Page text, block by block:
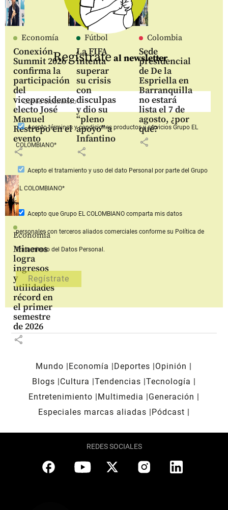
Economía
Conexión
Summit 2026
confirma la
participación
del
vicepresidente
electo José
Manuel
Restrepo en el
evento
share
Fútbol
La FIFA
intenta
superar
su crisis
con
disculpas
y dio su
“pleno
apoyo” a
Infantino
share
Colombia
Sede
presidencial
de De la
Espriella en
Barranquilla
no estará
lista el 7 de
agosto, ¿por
qué?
share
Economía
Mineros
logra
ingresos
y
utilidades
récord en
el primer
semestre
de 2026
share
Regístrate al newsletter
Aceptotérminos y condiciones productos y serviciosGrupo EL
COLOMBIANO*
Acepto el tratamiento y uso del dato Personal por parte del Grupo
EL COLOMBIANO*
Acepto que Grupo EL COLOMBIANOcomparta mis datos
personales con terceros aliados comerciales conforme su Política de
Tratamiento del Datos Personal.
Mundo Economía Deportes
Opinión
Blogs
Cultura Tendencias Tecnología
Entretenimiento
Multimedia
Generación
Especiales marcas aliadas
Pódcast
REDES SOCIALES